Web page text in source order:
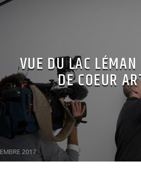
VUE DU LAC
DE COEUR
2017